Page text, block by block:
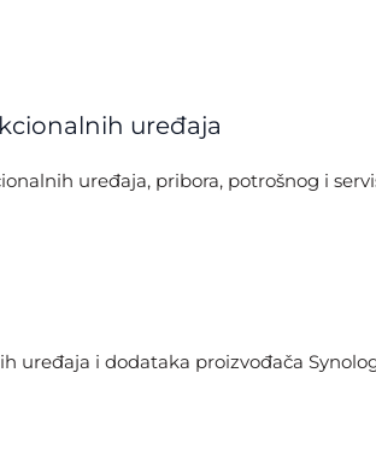
uređaja
uređaja, pribora, potrošnog i
uređaja i dodataka proizvođača